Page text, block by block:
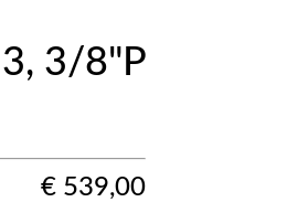
3/8"P
€ 539,00